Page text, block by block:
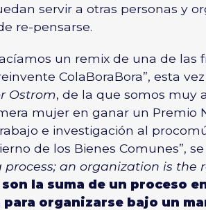
servir a otras personas y
re-pensarse.
un remix de una de las
ColaBoraBora”, esta
Ostrom, de la que somos muy
mujer en ganar un Premio
e investigación al
de los Bienes Comunes”,
process; an organization is the
la suma de un proceso
organizarse bajo un